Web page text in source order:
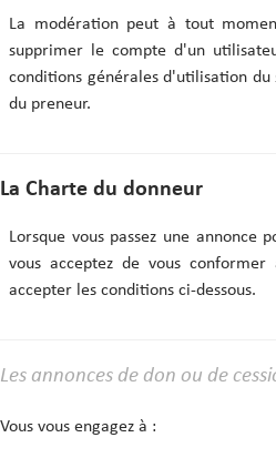
La modération peut à tout
supprimer le compte d'un
conditions générales d'utilisation
du preneur.
La Charte du donneur
Lorsque vous passez une annonce
vous acceptez de vous
accepter les conditions ci-dessous.
Les annonces de don ou de
Vous vous engagez à :